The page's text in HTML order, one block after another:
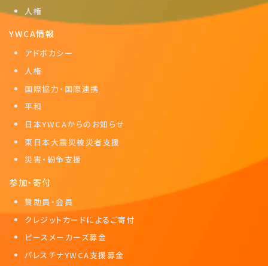
人権
YWCA情報
アドボカシー
人権
国際協力・国際連携
平和
日本YWCAからのお知らせ
東日本大震災被災者支援
災害・紛争支援
参加・寄付
賛助員・会員
クレジットカードによるご寄付
ピースメーカーズ募金
パレスチナYWCA支援募金